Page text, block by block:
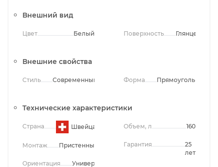
Внешний вид
Цвет Белый Поверхность Глянцевая
Внешние свойства
Стиль Современный Форма Прямоугольная
Технические характеристики
Страна Швейцария
Монтаж Пристенный
Ориентация Универсальная
Объем, л 160
Гарантия
25
лет